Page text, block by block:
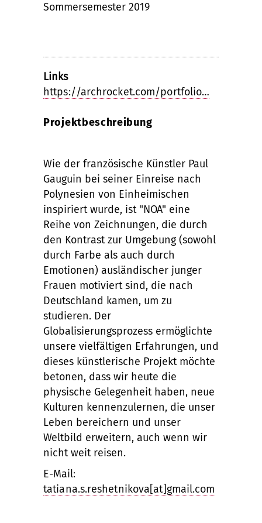
Sommersemester 2019
Links
https://archrocket.com/portfolio…
Projektbeschreibung
Wie der französische Künstler Paul
Gauguin bei seiner Einreise nach
Polynesien von Einheimischen
inspiriert wurde, ist "NOA" eine
Reihe von Zeichnungen, die durch
den Kontrast zur Umgebung (sowohl
durch Farbe als auch durch
Emotionen) ausländischer junger
Frauen motiviert sind, die nach
Deutschland kamen, um zu
studieren. Der
Globalisierungsprozess ermöglichte
unsere vielfältigen Erfahrungen, und
dieses künstlerische Projekt möchte
betonen, dass wir heute die
physische Gelegenheit haben, neue
Kulturen kennenzulernen, die unser
Leben bereichern und unser
Weltbild erweitern, auch wenn wir
nicht weit reisen.
E-Mail:
tatiana.s.reshetnikova[at]gmail.com